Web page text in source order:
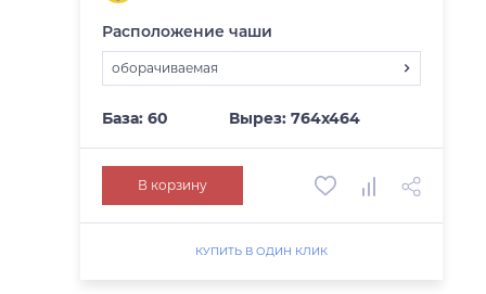
Расположение чаши
оборачиваемая
База: 60 Вырез: 764х464
В корзину
КУПИТЬ В ОДИН КЛИК